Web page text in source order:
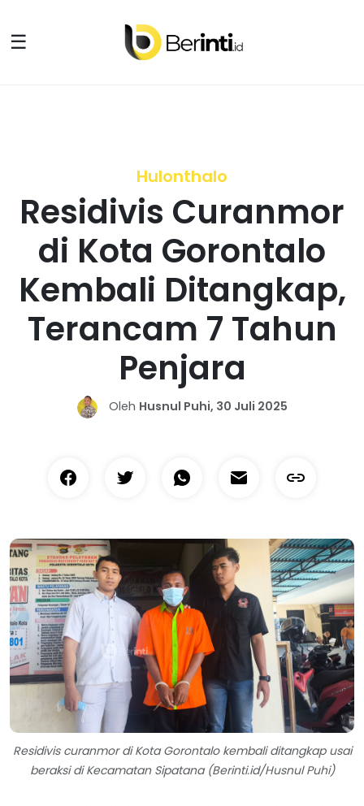
☰
Hulonthalo
Residivis Curanmor
di Kota Gorontalo
Kembali Ditangkap,
Terancam 7 Tahun
Penjara
Oleh Husnul Puhi, 30 Juli 2025
Residivis curanmor di Kota Gorontalo kembali ditangkap usai
beraksi di Kecamatan Sipatana (Berinti.id/Husnul Puhi)